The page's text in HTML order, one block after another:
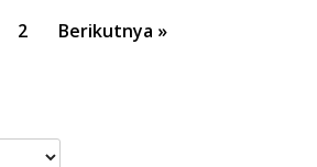
2 Berikutnya »